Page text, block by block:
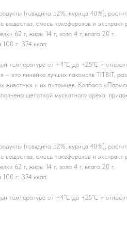
(говядина 52%, курица 40%),
вещества, смесь токоферолов и экстракт
62 г, жиры 14 г, зола 4 г, влага 20 г.
г: 374 ккал.
температуре от +4˚С до +25˚С и
– это линейка лучших лакомств TITBIT,
животных и их питомцев. Колбаса
щепоткой мускатного ореха,
(говядина 52%, курица 40%),
вещества, смесь токоферолов и экстракт
62 г, жиры 14 г, зола 4 г, влага 20 г.
г: 374 ккал.
температуре от +4˚С до +25˚С и